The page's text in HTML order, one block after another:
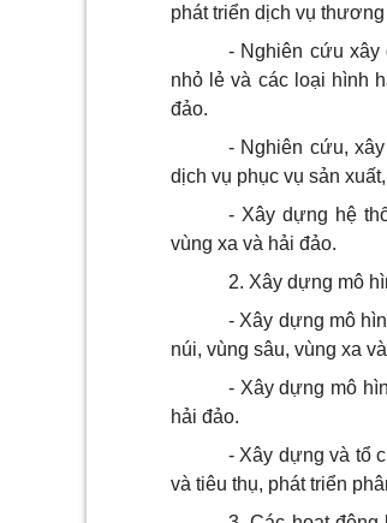
phát triển dịch vụ
- Nghiên cứu xây
nhỏ lẻ và các loại hình
đảo.
- Nghiên cứu,
dịch vụ phục vụ sản
- Xây dựng hệ
vùng xa và hải đảo.
2. Xây dựng mô
- Xây dựng mô
núi, vùng sâu, vùng xa
- Xây dựng mô
hải đảo.
- Xây dựng và tổ
và tiêu thụ, phát triển